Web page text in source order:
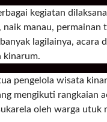
kegiatan
naik manau, permainan
lagilainya, acara
kinarum.
pengelola wisata
mengikuti rangkaian
oleh warga utuk